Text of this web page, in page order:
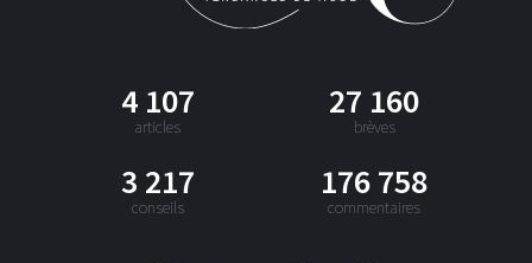
4 107
articles
27 160
brèves
3 217
conseils
176 758
commentaires